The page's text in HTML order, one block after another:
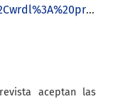
aceptan las